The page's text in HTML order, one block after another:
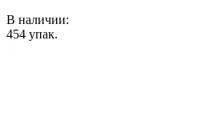
В наличии:
454 упак.